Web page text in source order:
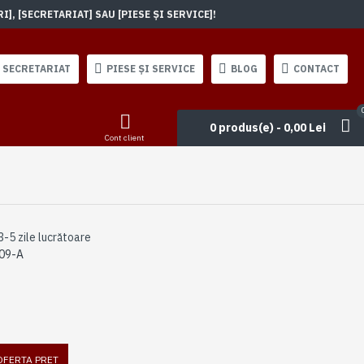
[SECRETARIAT] SAU [PIESE ȘI SERVICE]!
SECRETARIAT PIESE ȘI SERVICE BLOG CONTACT
Cont client
0 produs(e) - 0,00 Lei
5 zile lucrătoare
A
PRET